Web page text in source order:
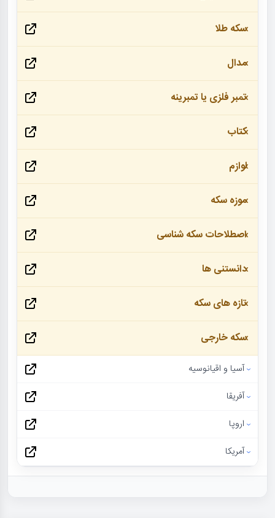
سکه طلا
مدال
تمبر فلزی یا تمبرینه
کتاب
لوازم
موزه سکه
اصطلاحات سکه شناسی
دانستنی ها
تازه های سکه
سکه خارجی
آسیا و اقیانوسیه
آفریقا
اروپا
آمریکا